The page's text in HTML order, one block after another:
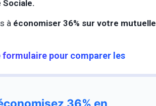
Sociale.
à économiser 36% sur votre mutuelle
formulaire pour comparer les